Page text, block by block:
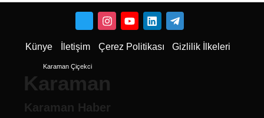
Künye İletişim Çerez Politikası Gizlilik İlkeleri
Karaman Çiçekci
Karaman
Karaman Haber